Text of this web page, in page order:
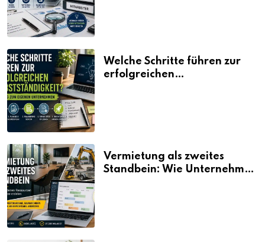
Welche Schritte führen zur
erfolgreichen
Vermietung als zweites
Standbein: Wie Unternehmen